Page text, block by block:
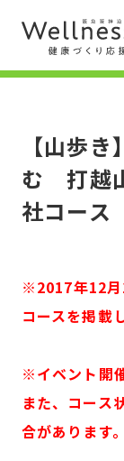
【山歩
む 打越
社コース
※2017年12月
コースを掲載
※イベント開
また、コース
合があります。